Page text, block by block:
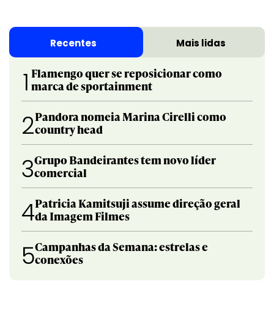
Recentes Mais lidas
1 Flamengo quer se reposicionar como
marca de sportainment
2Pandora nomeia Marina Cirelli como
country head
3Grupo Bandeirantes tem novo líder
comercial
4Patricia Kamitsuji assume direção geral
da Imagem Filmes
5Campanhas da Semana: estrelas e
conexões